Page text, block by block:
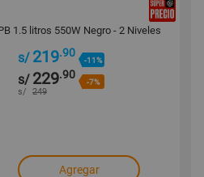
1.5 litros 550W Negro - 2 Niveles
s/ 219.90
-11%
s/ 229.90
-7%
s/ 249
Agregar